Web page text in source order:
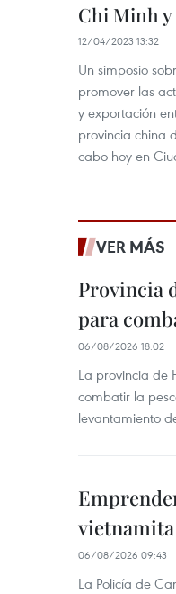
Chi Minh y
12/04/2023 13:32
Un simposio
promover las
y exportación
provincia china
cabo hoy en
VER MÁS
Provincia
para
06/08/2026 18:02
La provincia de
combatir la
levantamiento
06/08/2026 09:43
La Policía de